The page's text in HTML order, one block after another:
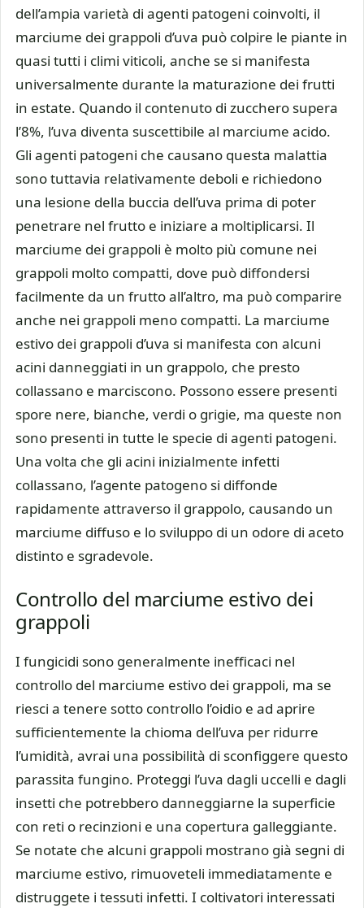
dell’ampia varietà di agenti patogeni coinvolti, il
marciume dei grappoli d’uva può colpire le piante in
quasi tutti i climi viticoli, anche se si manifesta
universalmente durante la maturazione dei frutti
in estate. Quando il contenuto di zucchero supera
l’8%, l’uva diventa suscettibile al marciume acido.
Gli agenti patogeni che causano questa malattia
sono tuttavia relativamente deboli e richiedono
una lesione della buccia dell’uva prima di poter
penetrare nel frutto e iniziare a moltiplicarsi. Il
marciume dei grappoli è molto più comune nei
grappoli molto compatti, dove può diffondersi
facilmente da un frutto all’altro, ma può comparire
anche nei grappoli meno compatti. La marciume
estivo dei grappoli d’uva si manifesta con alcuni
acini danneggiati in un grappolo, che presto
collassano e marciscono. Possono essere presenti
spore nere, bianche, verdi o grigie, ma queste non
sono presenti in tutte le specie di agenti patogeni.
Una volta che gli acini inizialmente infetti
collassano, l’agente patogeno si diffonde
rapidamente attraverso il grappolo, causando un
marciume diffuso e lo sviluppo di un odore di aceto
distinto e sgradevole.
Controllo del marciume estivo dei
grappoli
I fungicidi sono generalmente inefficaci nel
controllo del marciume estivo dei grappoli, ma se
riesci a tenere sotto controllo l’oidio e ad aprire
sufficientemente la chioma dell’uva per ridurre
l’umidità, avrai una possibilità di sconfiggere questo
parassita fungino. Proteggi l’uva dagli uccelli e dagli
insetti che potrebbero danneggiarne la superficie
con reti o recinzioni e una copertura galleggiante.
Se notate che alcuni grappoli mostrano già segni di
marciume estivo, rimuoveteli immediatamente e
distruggete i tessuti infetti. I coltivatori interessati